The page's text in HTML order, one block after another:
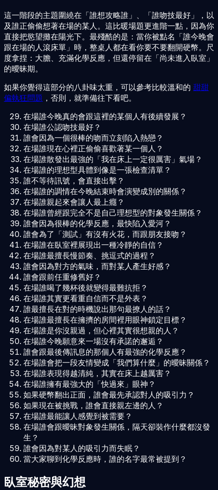
這一階段的主題圍繞在「誰想攻略誰」、「誰吻技最好」，以
及誰正偷偷想著在場的某人。這比暖場題更進階一點，因為你
直接把慾望攤在陽光下。最殘酷的是：當你被點名「誰今晚會
跟在場的人滾床單」時，整桌人都在看你要不要翻開硬幣。尺
度拿捏：大膽、充滿化學反應，但還停留在「尚未進入臥室」
的曖昧期。
如果你覺得這部分的八卦味太重，可以參考比較溫和的 甜甜
偏執狂問題 ，否則，就準備往下看吧。
在場誰今晚真的會跟這裡的某個人有後續發展？
在場誰公認吻技最好？
誰會因為一個很棒的吻而立刻陷入熱戀？
在場誰現在心裡正偷偷喜歡著某一個人？
在場誰散發出最強的「我在床上一定很厲害」氣場？
在場誰的理想型具體到像是一張檢查清單？
誰不等待訊號，會直接出擊？
在場誰的調情在今晚結束時會演變成別的關係？
在場誰親起來會讓人最上癮？
在場誰曾經跟完全不是自己理想型的對象發生關係？
誰會因為很棒的化學反應，最快陷入愛河？
誰會為了「測試」有沒有火花，而跟朋友接吻？
在場誰在臥室裡展現出一種冷靜的自信？
在場誰最擅長慢節奏、挑逗式的過程？
誰會因為對方的氣味，而對某人產生好感？
誰會跟前任重修舊好？
在場誰喝了幾杯後就變得最難抗拒？
在場誰其實更看重自信而不是外表？
誰最擅長在對的時機說出那句最撩人的話？
在場誰最擅長在擁擠的房間裡用眼神鎖定目標？
在場誰是你沒親過，但心裡其實很想親的人？
在場誰今晚願意來一場沒有承諾的邂逅？
誰會跟最後傳訊息的那個人有最強的化學反應？
在場誰會把一段友情變成「我們算什麼」的曖昧關係？
在場誰表現得越清純，其實在床上越厲害？
在場誰擁有最強大的「快過來」眼神？
如果硬幣翻出正面，誰會最先承認對人的吸引力？
如果現在被挑戰，誰會直接親左邊的人？
在場誰最能讓人感覺到被需要？
在場誰會跟曖昧對象發生關係，隔天卻裝作什麼都沒發
生？
誰會因為對某人的吸引力而失眠？
當大家聊到化學反應時，誰的名字最常被提到？
臥室秘密與幻想